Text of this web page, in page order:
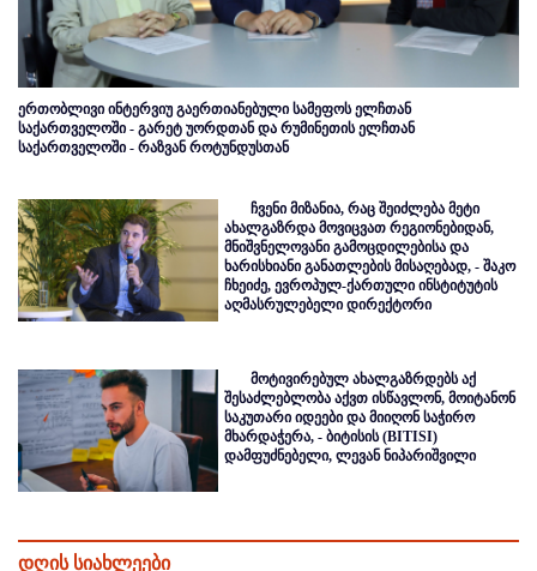
ერთობლივი ინტერვიუ გაერთიანებული სამეფოს ელჩთან
საქართველოში - გარეტ უორდთან და რუმინეთის ელჩთან
საქართველოში - რაზვან როტუნდუსთან
ჩვენი მიზანია, რაც შეიძლება მეტი
ახალგაზრდა მოვიცვათ რეგიონებიდან,
მნიშვნელოვანი გამოცდილებისა და
ხარისხიანი განათლების მისაღებად, - შაკო
ჩხეიძე, ევროპულ-ქართული ინსტიტუტის
აღმასრულებელი დირექტორი
მოტივირებულ ახალგაზრდებს აქ
შესაძლებლობა აქვთ ისწავლონ, მოიტანონ
საკუთარი იდეები და მიიღონ საჭირო
მხარდაჭერა, - ბიტისის (BITISI)
დამფუძნებელი, ლევან ნიპარიშვილი
დღის სიახლეები